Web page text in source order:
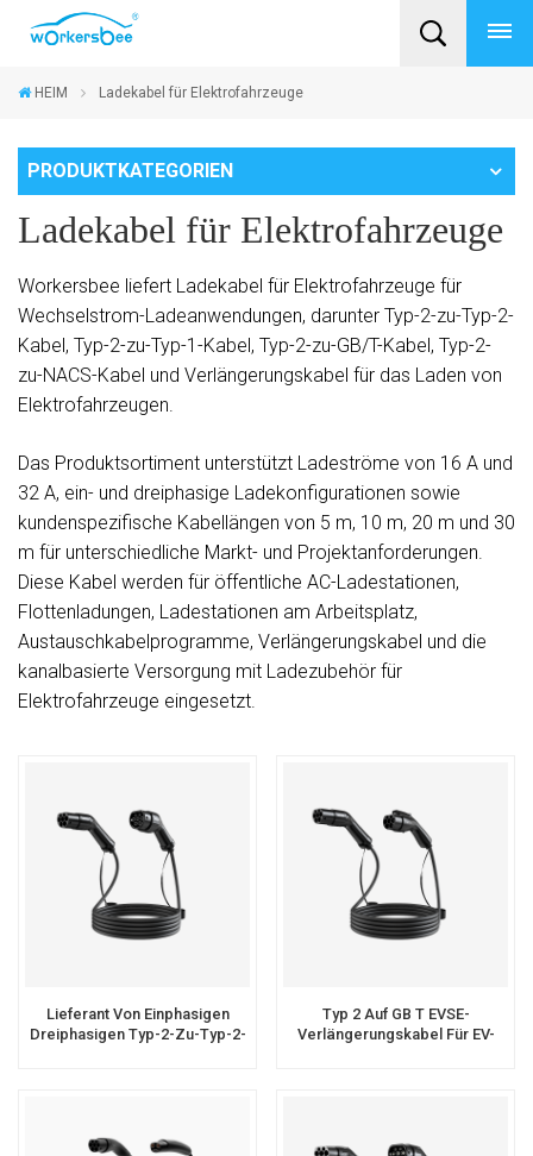
HEIM Ladekabel für Elektrofahrzeuge
PRODUKTKATEGORIEN
Ladekabel für Elektrofahrzeuge
Workersbee liefert Ladekabel für Elektrofahrzeuge für
Wechselstrom-Ladeanwendungen, darunter Typ-2-zu-Typ-2-
Kabel, Typ-2-zu-Typ-1-Kabel, Typ-2-zu-GB/T-Kabel, Typ-2-
zu-NACS-Kabel und Verlängerungskabel für das Laden von
Elektrofahrzeugen.
Das Produktsortiment unterstützt Ladeströme von 16 A und
32 A, ein- und dreiphasige Ladekonfigurationen sowie
kundenspezifische Kabellängen von 5 m, 10 m, 20 m und 30
m für unterschiedliche Markt- und Projektanforderungen.
Diese Kabel werden für öffentliche AC-Ladestationen,
Flottenladungen, Ladestationen am Arbeitsplatz,
Austauschkabelprogramme, Verlängerungskabel und die
kanalbasierte Versorgung mit Ladezubehör für
Elektrofahrzeuge eingesetzt.
Lieferant Von Einphasigen
Dreiphasigen Typ-2-Zu-Typ-2-
Typ 2 Auf GB T EVSE-
Verlängerungskabel Für EV-